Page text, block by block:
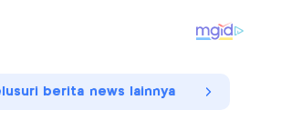
berita news lainnya